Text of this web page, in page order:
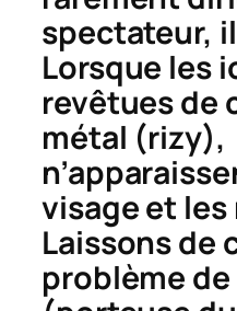
spectateur,
Lorsque les
revêtues de
métal (rizy),
visage et les
Laissons de
problème de